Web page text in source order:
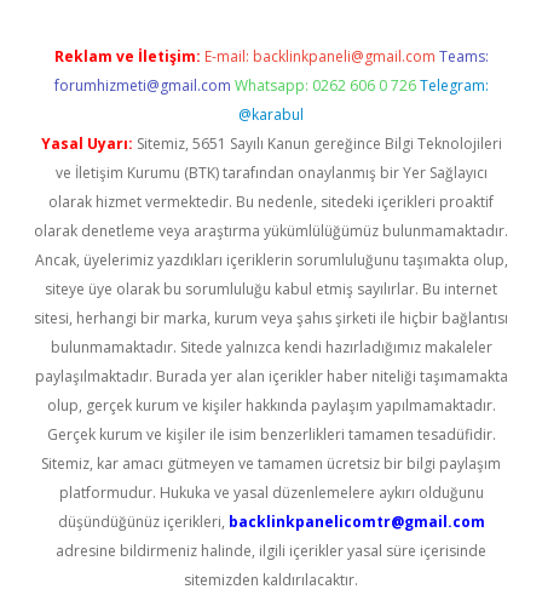
Reklam ve İletişim: E-mail: backlinkpaneli@gmail.com Teams:
forumhizmeti@gmail.com Whatsapp: 0262 606 0 726 Telegram:
@karabul
Yasal Uyarı: Sitemiz, 5651 Sayılı Kanun gereğince Bilgi Teknolojileri
ve İletişim Kurumu (BTK) tarafından onaylanmış bir Yer Sağlayıcı
olarak hizmet vermektedir. Bu nedenle, sitedeki içerikleri proaktif
olarak denetleme veya araştırma yükümlülüğümüz bulunmamaktadır.
Ancak, üyelerimiz yazdıkları içeriklerin sorumluluğunu taşımakta olup,
siteye üye olarak bu sorumluluğu kabul etmiş sayılırlar. Bu internet
sitesi, herhangi bir marka, kurum veya şahıs şirketi ile hiçbir bağlantısı
bulunmamaktadır. Sitede yalnızca kendi hazırladığımız makaleler
paylaşılmaktadır. Burada yer alan içerikler haber niteliği taşımamakta
olup, gerçek kurum ve kişiler hakkında paylaşım yapılmamaktadır.
Gerçek kurum ve kişiler ile isim benzerlikleri tamamen tesadüfidir.
Sitemiz, kar amacı gütmeyen ve tamamen ücretsiz bir bilgi paylaşım
platformudur. Hukuka ve yasal düzenlemelere aykırı olduğunu
düşündüğünüz içerikleri, backlinkpanelicomtr@gmail.com
adresine bildirmeniz halinde, ilgili içerikler yasal süre içerisinde
sitemizden kaldırılacaktır.